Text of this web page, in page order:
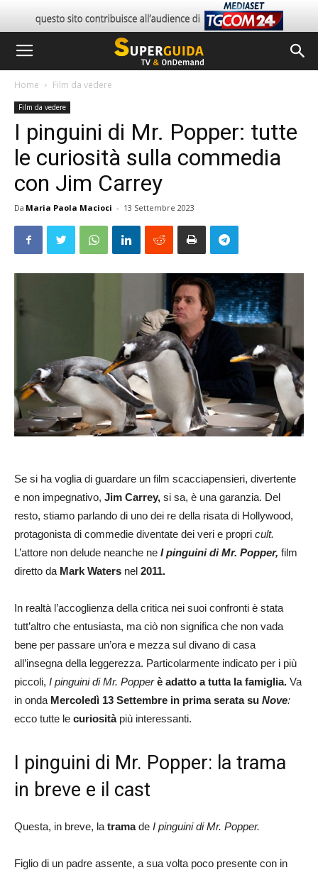
Home Film da vedere
Film da vedere
I pinguini di Mr. Popper: tutte
le curiosità sulla commedia
con Jim Carrey
Da Maria Paola Macioci - 13 Settembre 2023
Se si ha voglia di guardare un film scacciapensieri, divertente
e non impegnativo, Jim Carrey, si sa, è una garanzia. Del
resto, stiamo parlando di uno dei re della risata di Hollywood,
protagonista di commedie diventate dei veri e propri cult.
L’attore non delude neanche ne I pinguini di Mr. Popper, film
diretto da Mark Waters nel 2011.
In realtà l’accoglienza della critica nei suoi confronti è stata
tutt’altro che entusiasta, ma ciò non significa che non vada
bene per passare un’ora e mezza sul divano di casa
all’insegna della leggerezza. Particolarmente indicato per i più
piccoli, I pinguini di Mr. Popper è adatto a tutta la famiglia. Va
in onda Mercoledì 13 Settembre in prima serata su Nove:
ecco tutte le curiositàpiù interessanti.
I pinguini di Mr. Popper: la trama
in breve e il cast
Questa, in breve, la tramade I pinguini di Mr. Popper.
Figlio di un padre assente, a sua volta poco presente con in